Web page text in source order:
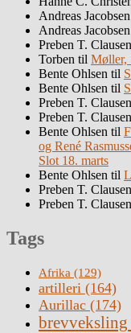
Andreas Jacobsen
Andreas Jacobsen
Preben T. Clausen
Torben til Møller,
Bente Ohlsen til
Bente Ohlsen til
Preben T. Clausen
Preben T. Clausen
Bente Ohlsen til
og René
Slot 18. marts
Bente Ohlsen til
Preben T. Clausen
Preben T. Clausen
Tags
Afrika (129)
artilleri (164)
Aurillac (174)
brevveksling